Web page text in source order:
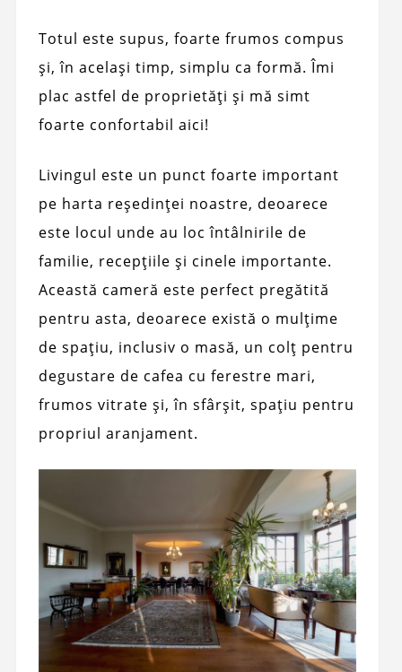
Totul este supus, foarte frumos compus
și, în același timp, simplu ca formă. Îmi
plac astfel de proprietăți și mă simt
foarte confortabil aici!
Livingul este un punct foarte important
pe harta reședinței noastre, deoarece
este locul unde au loc întâlnirile de
familie, recepțiile și cinele importante.
Această cameră este perfect pregătită
pentru asta, deoarece există o mulțime
de spațiu, inclusiv o masă, un colț pentru
degustare de cafea cu ferestre mari,
frumos vitrate și, în sfârșit, spațiu pentru
propriul aranjament.